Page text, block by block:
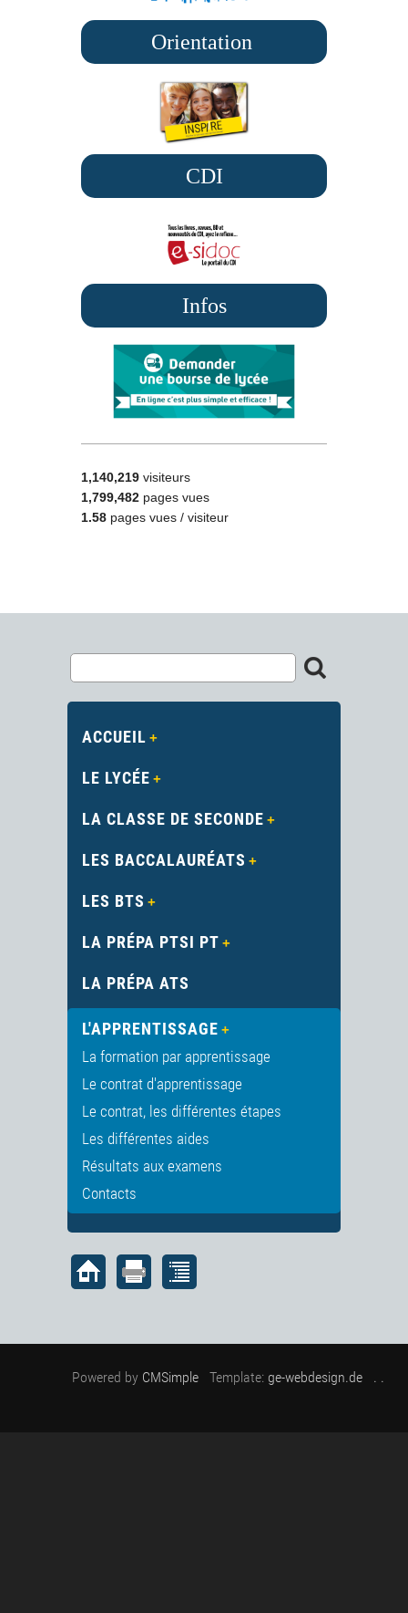
ACCUEIL
LE LYCÉE
LA CLASSE DE SECONDE
LES BACCALAURÉATS
LES BTS
LA PRÉPA PTSI PT
LA PRÉPA ATS
L'APPRENTISSAGE
La formation par apprentissage
Le contrat d'apprentissage
Le contrat, les différentes étapes
Les différentes aides
Résultats aux examens
Contacts
Orientation
CDI
Infos
1,140,219 visiteurs
1,799,482 pages vues
1.58 pages vues / visiteur
Powered by CMSimple Template: ge-webdesign.de . .